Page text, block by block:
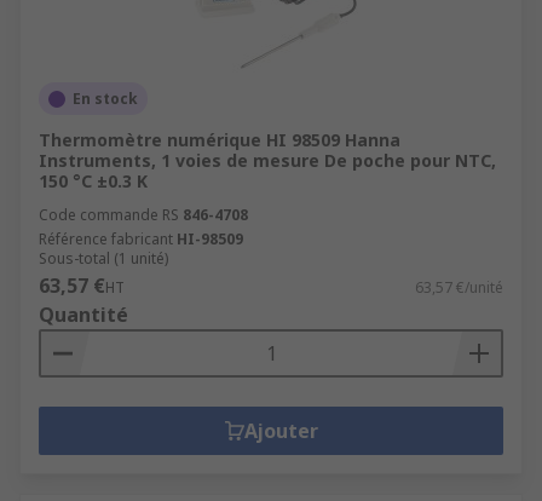
En stock
Thermomètre numérique HI 98509 Hanna
Instruments, 1 voies de mesure De poche pour NTC,
150 °C ±0.3 K
Code commande RS 846-4708
Référence fabricant HI-98509
Sous-total (1 unité)
63,57 €HT 63,57 €/unité
Quantité
Ajouter